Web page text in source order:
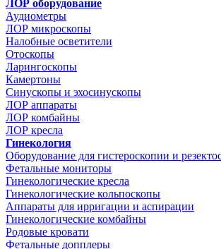
ЛОР оборудование
Аудиометры
ЛОР микроскопы
Налобные осветители
Отоскопы
Ларингоскопы
Камертоны
Синускопы и эхосинускопы
ЛОР аппараты
ЛОР комбайны
ЛОР кресла
Гинекология
Оборудование для гистероскопии и
Фетальные мониторы
Гинекологические кресла
Гинекологические кольпоскопы
Аппараты для ирригации и аспирации
Гинекологические комбайны
Родовые кровати
Фетальные допплеры